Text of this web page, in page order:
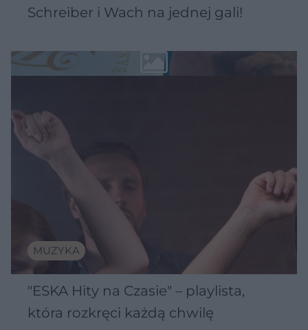
Schreiber i Wach na jednej gali!
MUZYKA
"ESKA Hity na Czasie" – playlista,
która rozkręci każdą chwilę